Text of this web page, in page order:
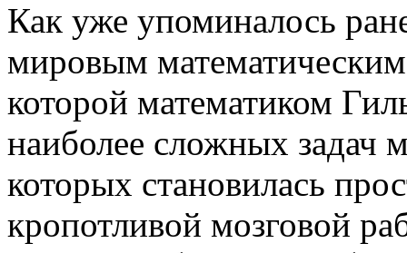
Как уже упоминалось
мировым
которой математиком
наиболее сложных задач
которых становилась
кропотливой мозговой